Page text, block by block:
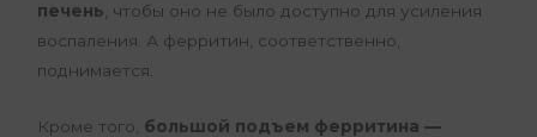
печень , чтобы оно не было доступно для усиления
воспаления. А ферритин, соответственно,
поднимается.
Кроме того, большой подъем ферритина —